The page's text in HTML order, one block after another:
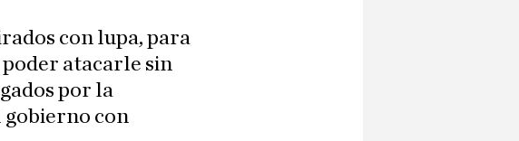
con lupa, para
atacarle sin
por la
gobierno con